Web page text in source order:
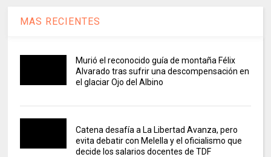
MAS RECIENTES
Murió el reconocido guía de montaña Félix
Alvarado tras sufrir una descompensación en
el glaciar Ojo del Albino
Catena desafía a La Libertad Avanza, pero
evita debatir con Melella y el oficialismo que
decide los salarios docentes de TDF